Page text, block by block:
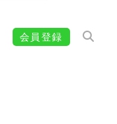
会員登録